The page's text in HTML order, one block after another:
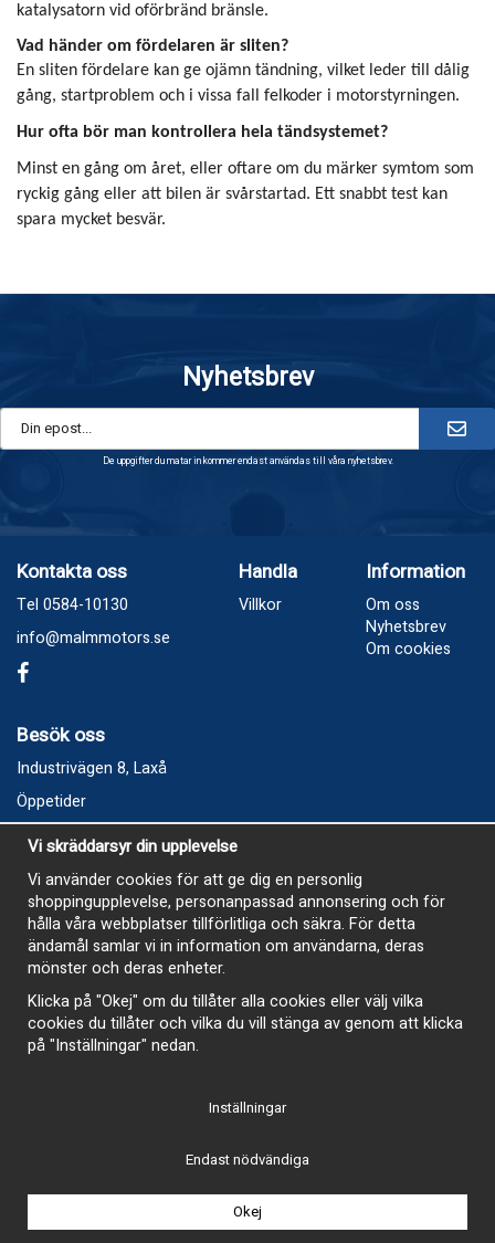
katalysatorn vid oförbränd bränsle.
Vad händer om fördelaren är sliten?
En sliten fördelare kan ge ojämn tändning, vilket leder till dålig
gång, startproblem och i vissa fall felkoder i motorstyrningen.
Hur ofta bör man kontrollera hela tändsystemet?
Minst en gång om året, eller oftare om du märker symtom som
ryckig gång eller att bilen är svårstartad. Ett snabbt test kan
spara mycket besvär.
Nyhetsbrev
De uppgifter du matar in kommer endast användas till våra nyhetsbrev.
Kontakta oss
Tel 0584-10130
info@malmmotors.se
Handla
Villkor
Information
Om oss
Nyhetsbrev
Om cookies
Besök oss
Industrivägen 8, Laxå
Öppetider
Vecka 32
Måndag kl 9-12, kl 13 - 15
Onsdag kl 9-12, kl 13 - 15
Tisdag, Tordag och Fredag stängt
E-Handelsbutiken är öppen och paket skickas hela
sommaren
Wikinggruppen
Vi skräddarsyr din upplevelse
Vi använder cookies för att ge dig en personlig
shoppingupplevelse, personanpassad annonsering och för
hålla våra webbplatser tillförlitliga och säkra. För detta
ändamål samlar vi in information om användarna, deras
mönster och deras enheter.
Klicka på "Okej" om du tillåter alla cookies eller välj vilka
cookies du tillåter och vilka du vill stänga av genom att klicka
på "Inställningar" nedan.
Inställningar
Endast nödvändiga
Okej